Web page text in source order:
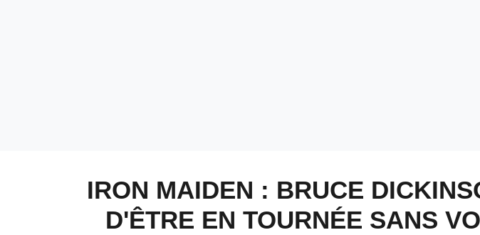
IRON MAIDEN : BRUCE
D'ÊTRE EN TOURNÉE SANS